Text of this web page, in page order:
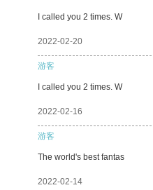
I called you 2 times. W
2022-02-20
游客
I called you 2 times. W
2022-02-16
游客
The world's best fantas
2022-02-14